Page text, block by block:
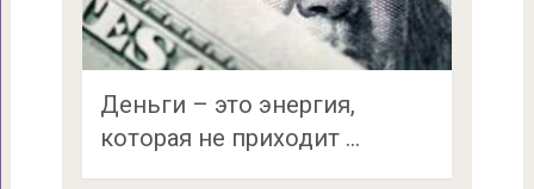
Деньги – это энергия,
которая не приходит …